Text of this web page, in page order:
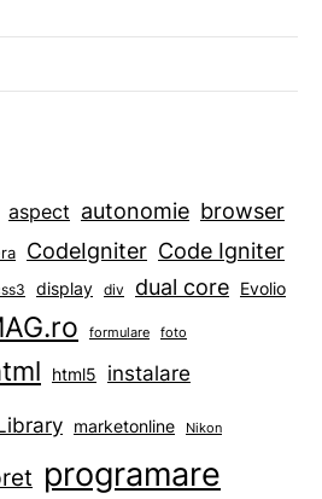
aspect autonomie browser
CodeIgniter Code Igniter
display div dual core Evolio
formulare foto
html5 instalare
marketonline Nikon
programare